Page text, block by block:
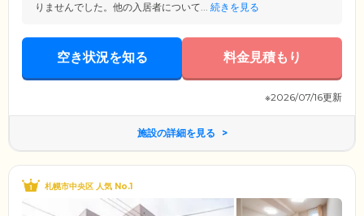
りませんでした。他の入居者について... 続きを見る
空き状況を知る 料金見積もり
※2026/07/16更新
施設の詳細を見る
札幌市中央区 人気 No.1